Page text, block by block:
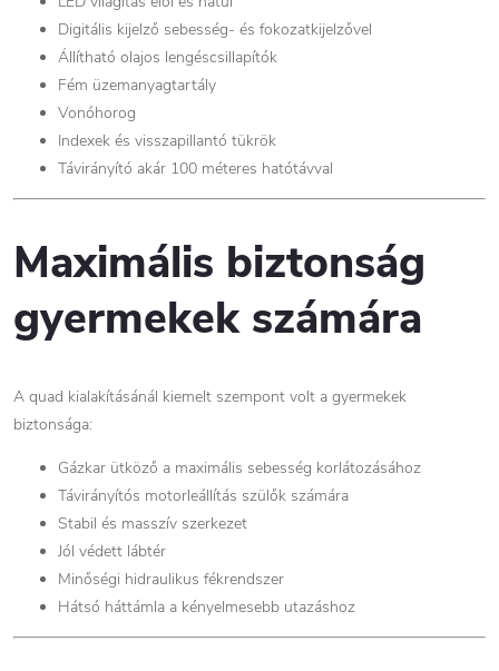
Digitális kijelző sebesség- és fokozatkijelzővel
Állítható olajos lengéscsillapítók
Fém üzemanyagtartály
Vonóhorog
Indexek és visszapillantó tükrök
Távirányító akár 100 méteres hatótávval
Maximális biztonság
gyermekek számára
A quad kialakításánál kiemelt szempont volt a gyermekek
biztonsága:
Gázkar ütköző a maximális sebesség korlátozásához
Távirányítós motorleállítás szülők számára
Stabil és masszív szerkezet
Jól védett lábtér
Minőségi hidraulikus fékrendszer
Hátsó háttámla a kényelmesebb utazáshoz